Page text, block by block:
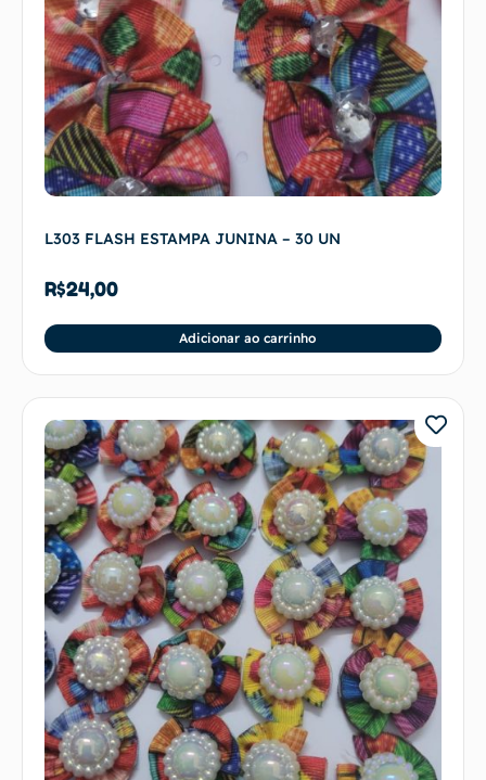
L303 FLASH ESTAMPA JUNINA – 30 UN
R$24,00
Adicionar ao carrinho